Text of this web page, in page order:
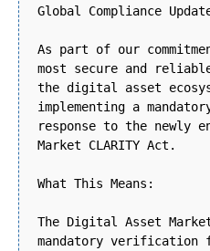
Global Compliance
As part of our
most secure and
the digital asset
implementing a
response to the newly
Market CLARITY Act.
What This Means:
The Digital Asset
mandatory